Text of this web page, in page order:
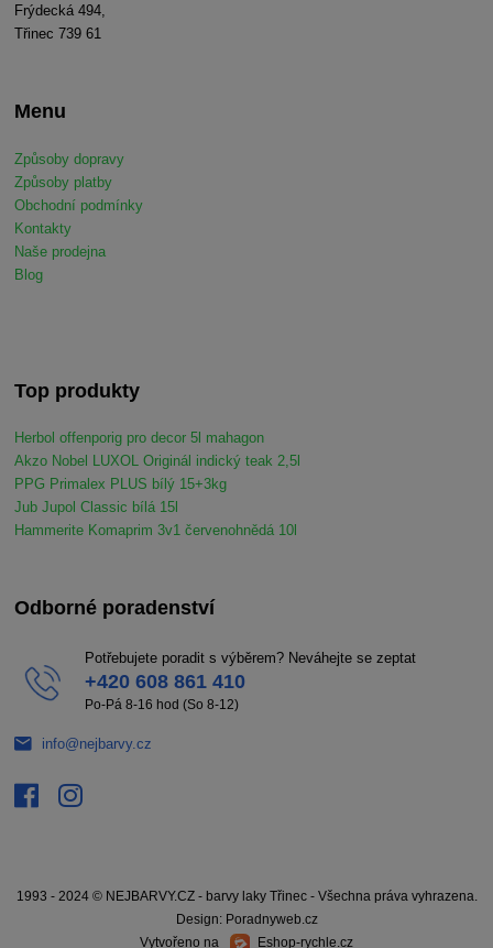
Frýdecká 494,
Třinec 739 61
Menu
Způsoby dopravy
Způsoby platby
Obchodní podmínky
Kontakty
Naše prodejna
Blog
Top produkty
Herbol offenporig pro decor 5l mahagon
Akzo Nobel LUXOL Originál indický teak 2,5l
PPG Primalex PLUS bílý 15+3kg
Jub Jupol Classic bílá 15l
Hammerite Komaprim 3v1 červenohnědá 10l
Odborné poradenství
Potřebujete poradit s výběrem? Neváhejte se zeptat
+420 608 861 410
Po-Pá 8-16 hod (So 8-12)
info@nejbarvy.cz
1993 - 2024 © NEJBARVY.CZ - barvy laky Třinec - Všechna práva vyhrazena.
Design: Poradnyweb.cz
Vytvořeno na
Eshop-rychle.cz